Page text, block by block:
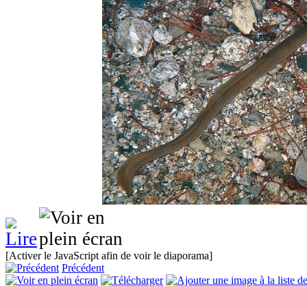
[Activer le JavaScript afin de voir le diaporama]
Précédent